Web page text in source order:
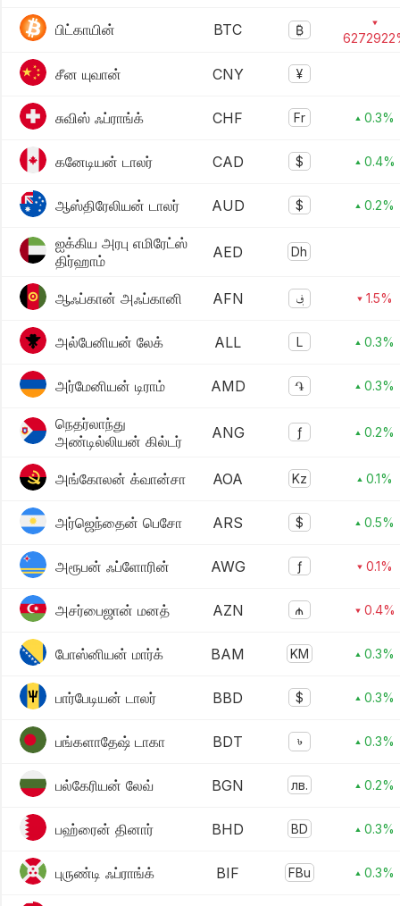
பிட்காயின் BTC ₿
▾
சீன யுவான் CNY ¥
சுவிஸ் ஃப்ராங்க் CHF Fr ▴ 0.3%
கனேடியன் டாலர் CAD $ ▴ 0.4%
ஆஸ்திரேலியன் டாலர் AUD $ ▴ 0.2%
ஐக்கிய அரபு எமிரேட்ஸ்
திர்ஹாம்
AED Dh
ஆஃப்கான் அஃப்கானி AFN ؋ ▾ 1.5%
அல்பேனியன் லேக் ALL L ▴ 0.3%
அர்மேனியன் டிராம் AMD ֏ ▴ 0.3%
நெதர்லாந்து
அண்டில்லியன் கில்டர்
ANG ƒ ▴ 0.2%
அங்கோலன் க்வான்சா AOA Kz ▴ 0.1%
அர்ஜெந்தைன் பெசோ ARS $ ▴ 0.5%
அரூபன் ஃப்ளோரின் AWG ƒ ▾ 0.1%
அசர்பைஜான் மனத் AZN ₼ ▾ 0.4%
போஸ்னியன் மார்க் BAM KM ▴ 0.3%
பார்பேடியன் டாலர் BBD $ ▴ 0.3%
பங்களாதேஷ் டாகா BDT ৳ ▴ 0.3%
பல்கேரியன் லேவ் BGN лв. ▴ 0.2%
பஹ்ரைன் தினார் BHD BD ▴ 0.3%
புருண்டி ஃப்ராங்க் BIF FBu ▴ 0.3%